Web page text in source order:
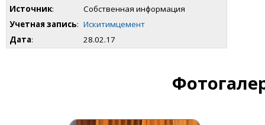
Источник:
Собственная информация
Учетная запись: Искитимцемент
Дата: 28.02.17